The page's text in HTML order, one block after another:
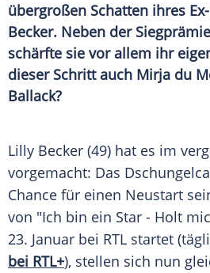
übergroßen Schatten ihres
Becker. Neben der
schärfte sie vor allem ihr
dieser Schritt auch Mirja du
Ballack?
Lilly Becker (49) hat es im
vorgemacht: Das
Chance für einen Neustart
von "Ich bin ein Star - Holt
23. Januar bei RTL startet
bei RTL+), stellen sich nun